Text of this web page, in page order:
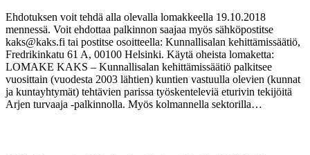
Ehdotuksen voit tehdä alla olevalla lomakkeella 19.10.2018
mennessä. Voit ehdottaa palkinnon saajaa myös sähköpostitse
kaks@kaks.fi tai postitse osoitteella: Kunnallisalan kehittämissäätiö,
Fredrikinkatu 61 A, 00100 Helsinki. Käytä oheista lomaketta:
LOMAKE KAKS – Kunnallisalan kehittämissäätiö palkitsee
vuosittain (vuodesta 2003 lähtien) kuntien vastuulla olevien (kunnat
ja kuntayhtymät) tehtävien parissa työskenteleviä eturivin tekijöitä
Arjen turvaaja -palkinnolla. Myös kolmannella sektorilla…